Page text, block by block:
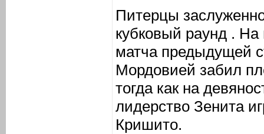
Питерцы
кубковый раунд .
матча предыдущей
Мордовией забил
тогда как на
лидерство Зенита
Кришито.